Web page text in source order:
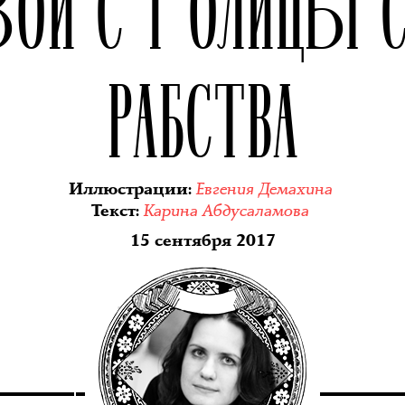
РАБСТВА
Иллюстрации:Евгения Демахина
Текст:Карина Абдусаламова
15 сентября 2017